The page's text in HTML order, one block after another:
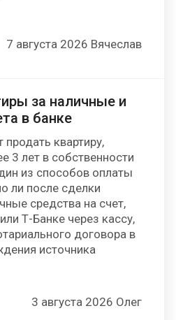
7 августа 2026 Вячеслав
за наличные и
в банке
продать квартиру,
3 лет в собственности
из способов оплаты
ли после сделки
средства на счет,
Т-Банке через кассу,
договора в
источника
3 августа 2026 Олег